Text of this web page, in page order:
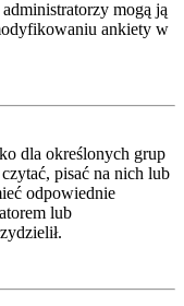
mogą ją
ankiety w
dla określonych grup
pisać na nich lub
odpowiednie
lub